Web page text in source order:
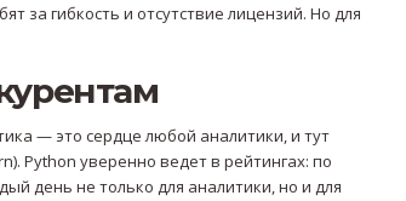
за гибкость и отсутствие лицензий. Но для
— это сердце любой аналитики, и тут
Python уверенно ведет в рейтингах: по
день не только для аналитики, но и для